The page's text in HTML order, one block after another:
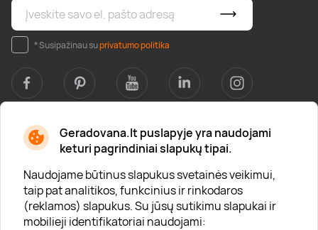
Geradovana.lt puslapyje yra naudojami
keturi pagrindiniai slapukų tipai.
Naudojame būtinus slapukus svetainės veikimui,
taip pat analitikos, funkcinius ir rinkodaros
(reklamos) slapukus. Su jūsų sutikimu slapukai ir
mobilieji identifikatoriai naudojami:
* Susipažinau suprivatumo politika
Apie mus
Apie „Gera Dovana“
Lojalumo klubas
Karjera